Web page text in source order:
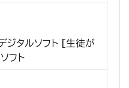
ジタルソフト [生徒が
フト